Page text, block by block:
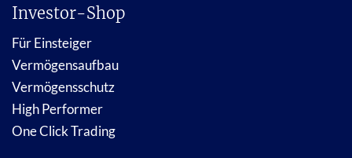
Investor-Shop
Für Einsteiger
Vermögensaufbau
Vermögensschutz
High Performer
One Click Trading